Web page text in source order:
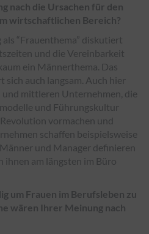
nach die Ursachen für den
wirtschaftlichen Bereich?
“Frauenthema” diskutiert
und die Vereinbarkeit
ein Männerthema. Das
sich auch langsam. Auch hier
und mittleren Unternehmen, die
und Führungskultur
vormachen und
schaffen beispielsweise
und Manager definieren
ihnen am längsten im Büro
um Frauen im Berufsleben zu
wären Ihrer Meinung nach